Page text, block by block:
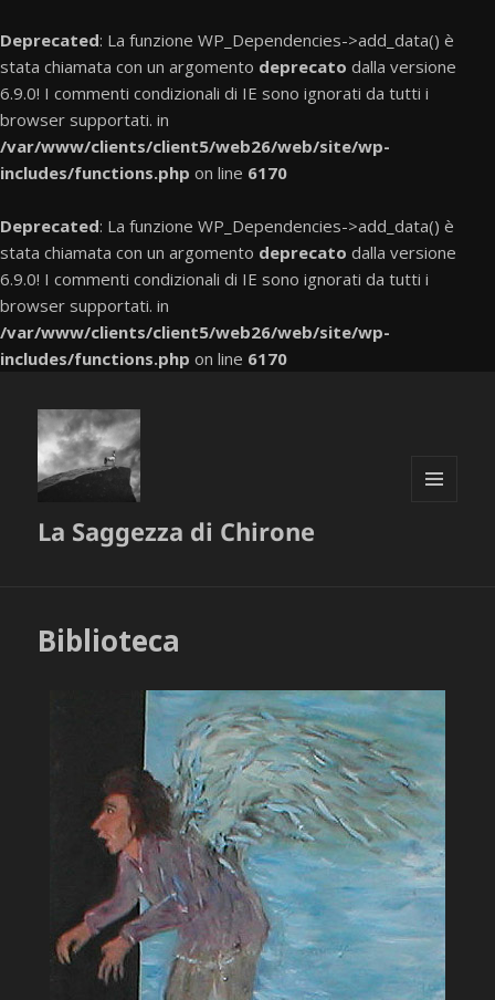
Deprecated: La funzione WP_Dependencies->add_data() è
stata chiamata con un argomento deprecato dalla versione
6.9.0! I commenti condizionali di IE sono ignorati da tutti i
browser supportati. in
/var/www/clients/client5/web26/web/site/wp-
includes/functions.php on line 6170
Deprecated: La funzione WP_Dependencies->add_data() è
stata chiamata con un argomento deprecato dalla versione
6.9.0! I commenti condizionali di IE sono ignorati da tutti i
browser supportati. in
/var/www/clients/client5/web26/web/site/wp-
includes/functions.php on line 6170
La Saggezza di Chirone
Biblioteca